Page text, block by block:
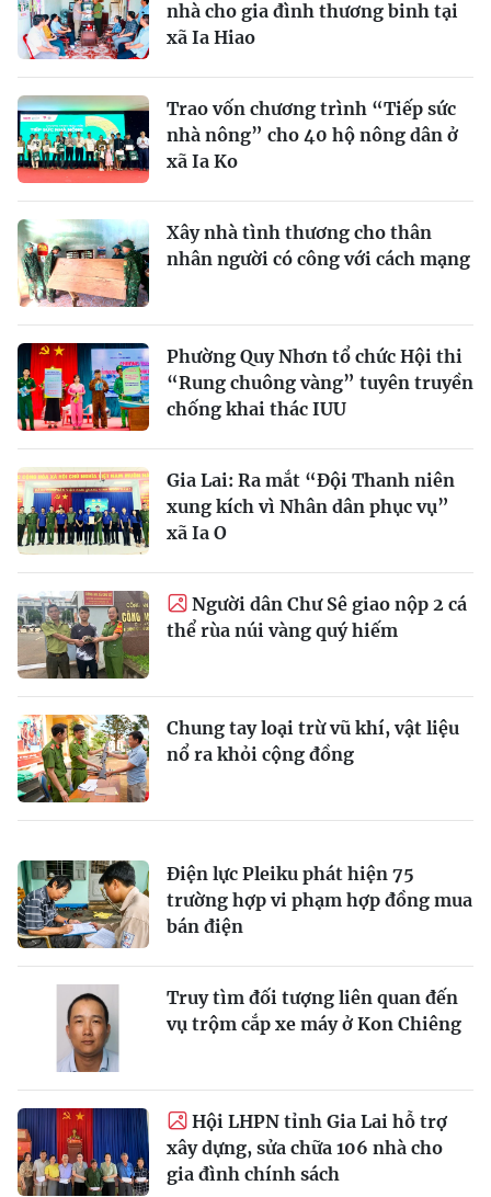
nhà cho gia đình thương binh tại
xã Ia Hiao
Trao vốn chương trình “Tiếp sức
nhà nông” cho 40 hộ nông dân ở
xã Ia Ko
Xây nhà tình thương cho thân
nhân người có công với cách mạng
Phường Quy Nhơn tổ chức Hội thi
“Rung chuông vàng” tuyên truyền
chống khai thác IUU
Gia Lai: Ra mắt “Đội Thanh niên
xung kích vì Nhân dân phục vụ”
xã Ia O
Người dân Chư Sê giao nộp 2 cá
thể rùa núi vàng quý hiếm
Chung tay loại trừ vũ khí, vật liệu
nổ ra khỏi cộng đồng
Điện lực Pleiku phát hiện 75
trường hợp vi phạm hợp đồng mua
bán điện
Truy tìm đối tượng liên quan đến
vụ trộm cắp xe máy ở Kon Chiêng
Hội LHPN tỉnh Gia Lai hỗ trợ
xây dựng, sửa chữa 106 nhà cho
gia đình chính sách